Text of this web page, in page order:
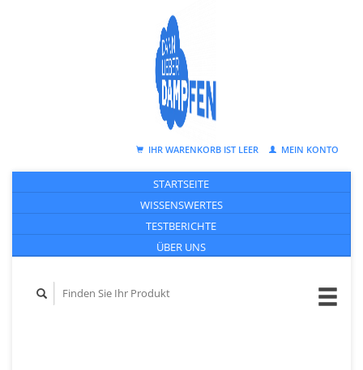
IHR WARENKORB IST LEER MEIN KONTO
STARTSEITE
WISSENSWERTES
TESTBERICHTE
ÜBER UNS